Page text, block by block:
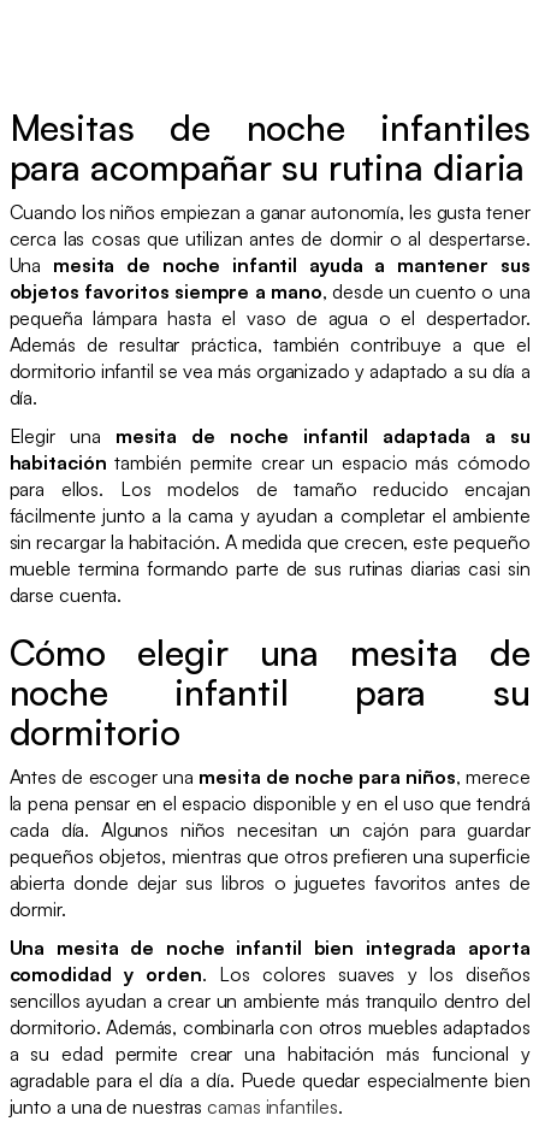
Mesitas de noche infantiles
para acompañar su rutina diaria
Cuando los niños empiezan a ganar autonomía, les gusta tener
cerca las cosas que utilizan antes de dormir o al despertarse.
Una mesita de noche infantil ayuda a mantener sus
objetos favoritos siempre a mano, desde un cuento o una
pequeña lámpara hasta el vaso de agua o el despertador.
Además de resultar práctica, también contribuye a que el
dormitorio infantil se vea más organizado y adaptado a su día a
día.
Elegir una mesita de noche infantil adaptada a su
habitación también permite crear un espacio más cómodo
para ellos. Los modelos de tamaño reducido encajan
fácilmente junto a la cama y ayudan a completar el ambiente
sin recargar la habitación. A medida que crecen, este pequeño
mueble termina formando parte de sus rutinas diarias casi sin
darse cuenta.
Cómo elegir una mesita de
noche infantil para su
dormitorio
Antes de escoger una mesita de noche para niños, merece
la pena pensar en el espacio disponible y en el uso que tendrá
cada día. Algunos niños necesitan un cajón para guardar
pequeños objetos, mientras que otros prefieren una superficie
abierta donde dejar sus libros o juguetes favoritos antes de
dormir.
Una mesita de noche infantil bien integrada aporta
comodidad y orden. Los colores suaves y los diseños
sencillos ayudan a crear un ambiente más tranquilo dentro del
dormitorio. Además, combinarla con otros muebles adaptados
a su edad permite crear una habitación más funcional y
agradable para el día a día. Puede quedar especialmente bien
junto a una de nuestrascamas infantiles.